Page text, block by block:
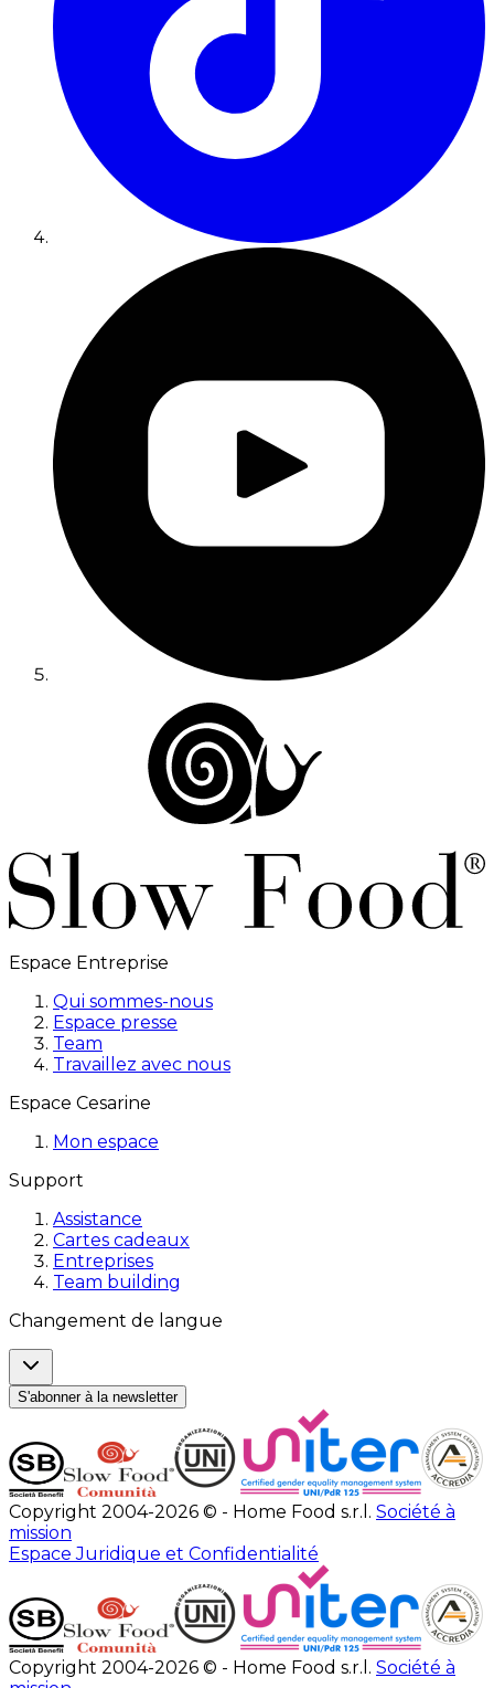
Espace Entreprise
Qui sommes-nous
Espace presse
Team
Travaillez avec nous
Espace Cesarine
Mon espace
Support
Assistance
Cartes cadeaux
Entreprises
Team building
Changement de langue
S'abonner à la newsletter
Copyright 2004-2026 © - Home Food s.r.l. Société à
mission
Espace Juridique et Confidentialité
Copyright 2004-2026 © - Home Food s.r.l. Société à